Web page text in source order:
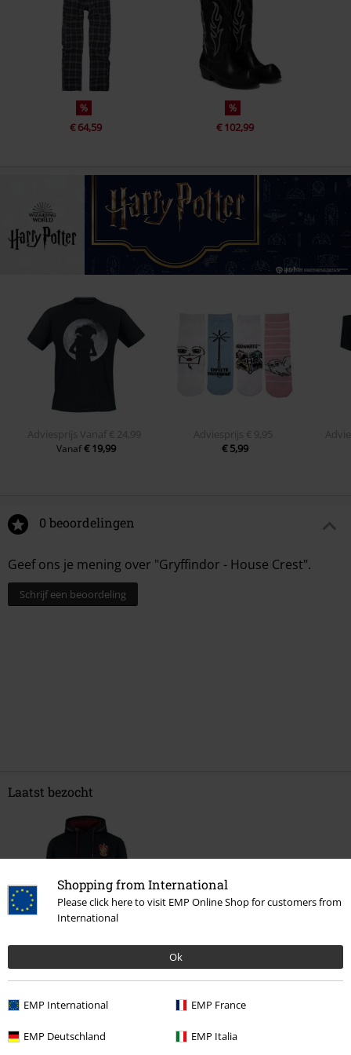
Shopping from International
Please click here to visit EMP Online Shop for customers from
International
Ok
EMP International EMP France
EMP Deutschland EMP Italia
%
€ 64,59
%
€ 102,99
Adviesprijs Vanaf € 24,99
Vanaf€ 19,99
Adviesprijs
€ 9,95
€ 5,99
0 beoordelingen
Geef ons je mening over "Gryffindor - House Crest".
Schrijf een beoordeling
Laatst bezocht
€ 53,99
Meer categorieën. Meer opties.